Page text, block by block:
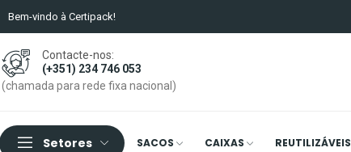
Bem-vindo à Certipack!
Contacte-nos:
(+351) 234 746 053
(chamada para rede fixa nacional)
Setores SACOS CAIXAS REUTILIZÁVEIS